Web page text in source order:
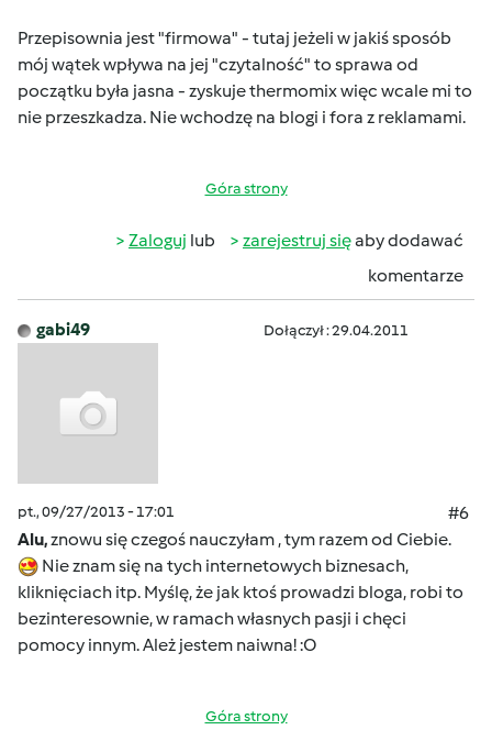
Przepisownia jest "firmowa" - tutaj jeżeli w jakiś sposób
mój wątek wpływa na jej "czytalność" to sprawa od
początku była jasna - zyskuje thermomixwięc wcale mi to
nie przeszkadza. Nie wchodzę na blogi i fora z reklamami.
Góra strony
Zaloguj lub zarejestruj sięaby dodawać
komentarze
gabi49 Dołączył : 29.04.2011
pt., 09/27/2013 - 17:01
#6
Alu,znowu się czegoś nauczyłam , tym razem od Ciebie.
Nie znam się na tych internetowych biznesach,
kliknięciach itp. Myślę, że jak ktoś prowadzi bloga, robi to
bezinteresownie, w ramach własnych pasji i chęci
pomocy innym. Ależ jestem naiwna! :O
Góra strony